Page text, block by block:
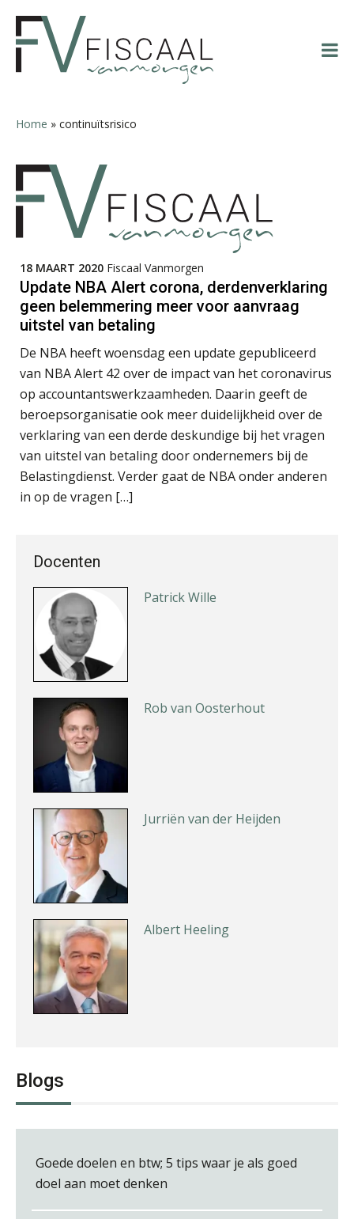
hoofdnavigatie
hoofd
eerste
voettekst
Home » continuïtsrisico
18 MAART 2020 Fiscaal Vanmorgen
Update NBA Alert corona, derdenverklaring
geen belemmering meer voor aanvraag
uitstel van betaling
De NBA heeft woensdag een update gepubliceerd
van NBA Alert 42 over de impact van het coronavirus
op accountantswerkzaamheden. Daarin geeft de
beroepsorganisatie ook meer duidelijkheid over de
verklaring van een derde deskundige bij het vragen
van uitstel van betaling door ondernemers bij de
Belastingdienst. Verder gaat de NBA onder anderen
in op de vragen […]
Docenten
Erik van Toledo
Bob de Koning
Jeroen Knol
Léon de Jager
Patrick Wille
Rob van Oosterhout
Jurriën van der Heijden
Albert Heeling
Blogs
Goede doelen en btw; 5 tips waar je als goed
doel aan moet denken